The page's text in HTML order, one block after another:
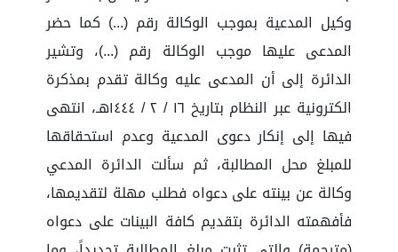
وكيل المدعية بموجب الوكالة رقم (...) كما حضر
المدعى عليها موجب الوكالة رقم (...)، وتشير
الدائرة إلى أن المدعى عليه وكالة تقدم بمذكرة
الكترونية عبر النظام بتاريخ ١٦ / ٢ / ١٤٤٤هـ، انتهى
فيها إلى إنكار دعوى المدعية وعدم استحقاقها
للمبلغ محل المطالبة، ثم سألت الدائرة المدعي
وكالة عن بينته على دعواه فطلب مهلة لتقديمها،
فأفهمته الدائرة بتقديم كافة البينات على دعواه